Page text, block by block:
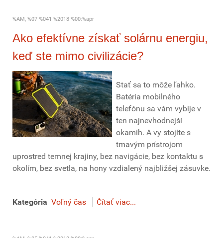
%AM, %07 %041 %2018 %00:%apr
Ako efektívne získať solárnu energiu,
keď ste mimo civilizácie?
Stať sa to môže ľahko.
Batéria mobilného
telefónu sa vám vybije v
ten najnevhodnejší
okamih. A vy stojíte s
tmavým prístrojom
uprostred temnej krajiny, bez navigácie, bez kontaktu s
okolím, bez svetla, na hony vzdialený najbližšej zásuvke.
Kategória Voľný čas Čítať viac...